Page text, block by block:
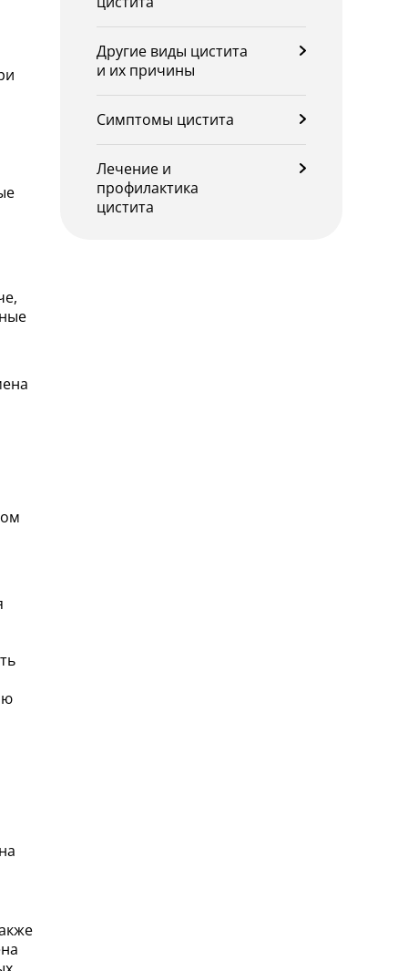
Другие виды цистита
и их причины
Симптомы цистита
Лечение и
профилактика
цистита